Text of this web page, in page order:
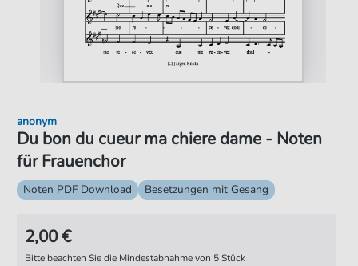
Du bon du cueur ma chiere dame - Noten
für Frauenchor
anonym
Noten PDF Download Besetzungen mit Gesang
2,00 €
Bitte beachten Sie die Mindestabnahme von 5 Stück